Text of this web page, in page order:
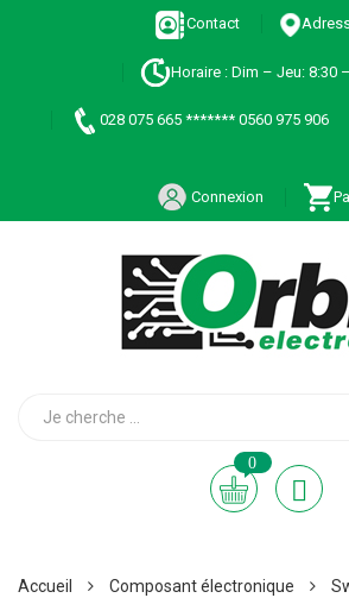
Contact
Horaire : Dim – Jeu: 8:30
028 075 665 ******* 0560 975 906
Connexion
0
Accueil Composant électronique